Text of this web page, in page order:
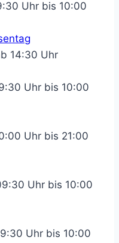
Uhr bis 10:00
14:30 Uhr
Uhr bis 10:00
Uhr bis 21:00
Uhr bis 10:00
Uhr bis 10:00